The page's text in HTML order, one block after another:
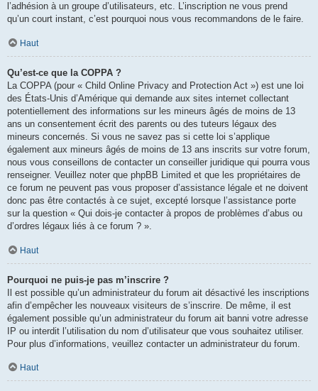
l’adhésion à un groupe d’utilisateurs, etc. L’inscription ne vous prend
qu’un court instant, c’est pourquoi nous vous recommandons de le faire.
Haut
Qu’est-ce que la COPPA ?
La COPPA (pour « Child Online Privacy and Protection Act ») est une loi
des États-Unis d’Amérique qui demande aux sites internet collectant
potentiellement des informations sur les mineurs âgés de moins de 13
ans un consentement écrit des parents ou des tuteurs légaux des
mineurs concernés. Si vous ne savez pas si cette loi s’applique
également aux mineurs âgés de moins de 13 ans inscrits sur votre forum,
nous vous conseillons de contacter un conseiller juridique qui pourra vous
renseigner. Veuillez noter que phpBB Limited et que les propriétaires de
ce forum ne peuvent pas vous proposer d’assistance légale et ne doivent
donc pas être contactés à ce sujet, excepté lorsque l’assistance porte
sur la question « Qui dois-je contacter à propos de problèmes d’abus ou
d’ordres légaux liés à ce forum ? ».
Haut
Pourquoi ne puis-je pas m’inscrire ?
Il est possible qu’un administrateur du forum ait désactivé les inscriptions
afin d’empêcher les nouveaux visiteurs de s’inscrire. De même, il est
également possible qu’un administrateur du forum ait banni votre adresse
IP ou interdit l’utilisation du nom d’utilisateur que vous souhaitez utiliser.
Pour plus d’informations, veuillez contacter un administrateur du forum.
Haut